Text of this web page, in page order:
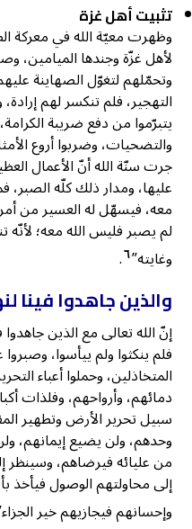
تثبيت أهل غزة
وظهرت معيّة الله في معركة
لأهل غزّة وجندها الميامين،
وتحمّلهم لتغوّل الصهاينة
التهجير، فلم تنكسر لهم
يتبرّموا من دفع ضريبة
والتضحيات، وضربوا أروع
جرت سنّة الله أنّ الأعمال
عليها، ومدار ذلك كلّه
معه، فيسهّل له العسير من
لم يصبر فليس الله معه؛
وغايته”٦.
والذين جاهدوا فينا
إنّ الله تعالى مع الذين
فلم ينكثوا ولم ييأسوا،
المتخاذلين، وحملوا أعباء
دمائهم، وأرواحهم، وفلذات
سبيل تحرير الأرض وتطهير
وحدهم، ولن يضيع إيمانهم،
من عليائه فيرضاهم، وسينظر
إلى محاولتهم الوصول فيأخذ
وإحسانهم فيجازيهم خير